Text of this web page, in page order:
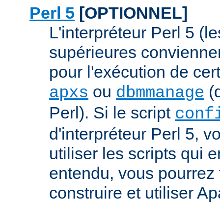
Perl 5 [OPTIONNEL]
L'interpréteur Perl 5
supérieures
pour l'exécution de
apxs ou dbmmanage
Perl). Si le script
d'interpréteur Perl 5,
utiliser les scripts qui
entendu, vous
construire et utiliser